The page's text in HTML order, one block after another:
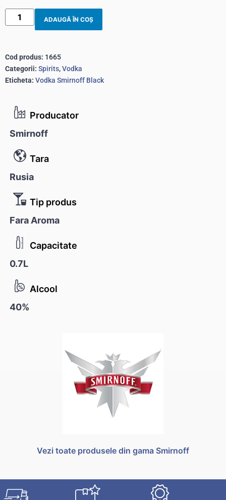
Producator
Smirnoff
Tara
Rusia
Tip produs
Fara Aroma
Capacitate
0.7L
Alcool
40%
Vezi toate produsele din gama Smirnoff
ADAUGĂ ÎN COȘ
Cod produs: 1665
Categorii: Spirits,Vodka
Eticheta: Vodka Smirnoff Black